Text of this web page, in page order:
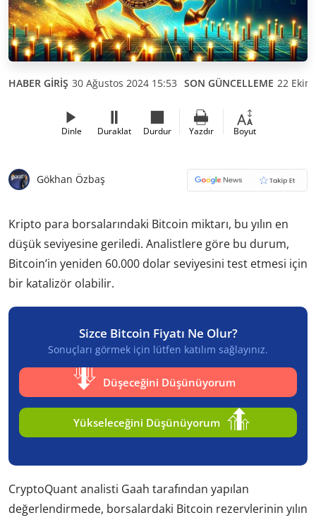
HABER GİRİŞ 30 Ağustos 2024 15:53 SON GÜNCELLEME 22
Dinle Duraklat Durdur Yazdır Boyut
Gökhan Özbaş
Kripto para borsalarındaki Bitcoin miktarı, bu yılın en
düşük seviyesine geriledi. Analistlere göre bu durum,
Bitcoin’in yeniden 60.000 dolar seviyesini test etmesi için
bir katalizör olabilir.
Sizce Bitcoin Fiyatı Ne Olur?
Sonuçları görmek için lütfen katılım sağlayınız.
Düşeceğini Düşünüyorum
Yükseleceğini Düşünüyorum
CryptoQuant analisti Gaah tarafından yapılan
değerlendirmede, borsalardaki Bitcoin rezervlerinin yılın